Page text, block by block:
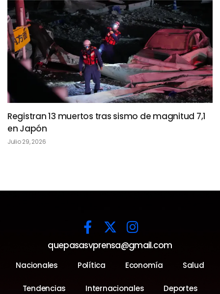
Registran 13 muertos tras sismo de magnitud 7,1
en Japón
Julio 29, 2026
quepasasvprensa@gmail.com
Nacionales Política Economía Salud
Tendencias Internacionales Deportes